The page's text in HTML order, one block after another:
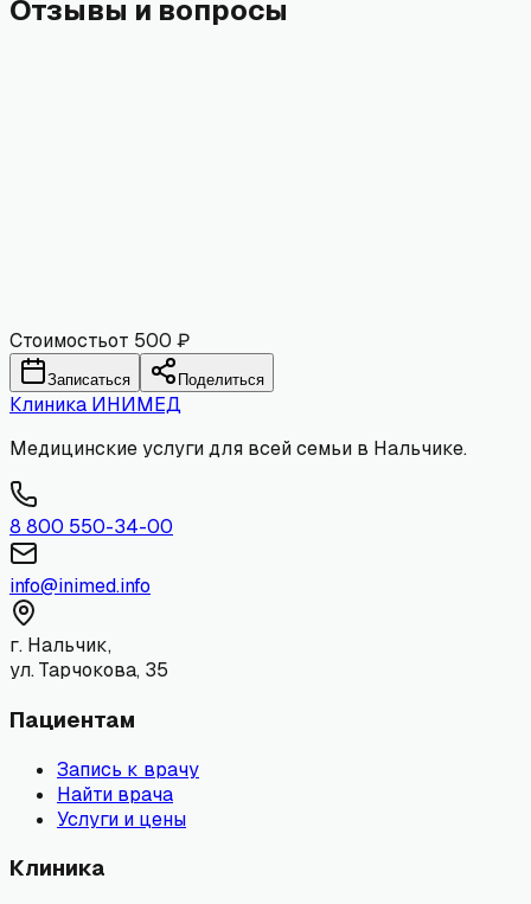
Отзывы и вопросы
Стоимостьот 500 ₽
Записаться Поделиться
Клиника ИНИМЕД
Медицинские услуги для всей семьи в Нальчике.
8 800 550-34-00
info@inimed.info
г. Нальчик,
ул. Тарчокова, 35
Пациентам
Запись к врачу
Найти врача
Услуги и цены
Клиника